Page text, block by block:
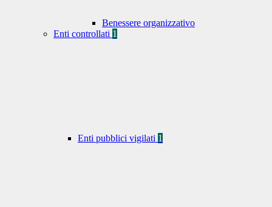
Benessere organizzativo
Enti controllati 1
Enti pubblici vigilati 1